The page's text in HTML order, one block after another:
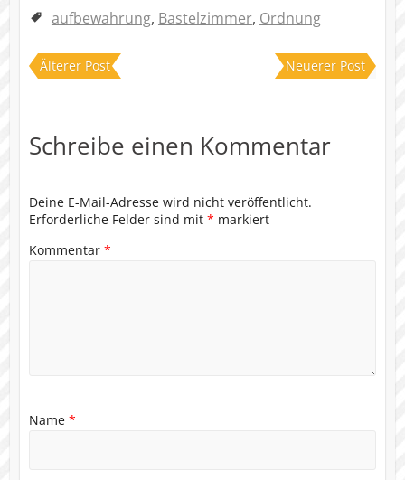
aufbewahrung, Bastelzimmer, Ordnung
Älterer Post Neuerer Post
Schreibe einen Kommentar
Deine E-Mail-Adresse wird nicht veröffentlicht.
Erforderliche Felder sind mit * markiert
Kommentar *
Name *